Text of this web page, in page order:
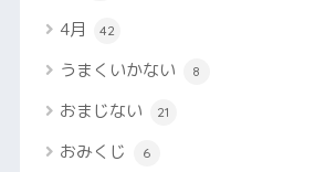
4月 42
うまくいかない 8
おまじない 21
おみくじ 6